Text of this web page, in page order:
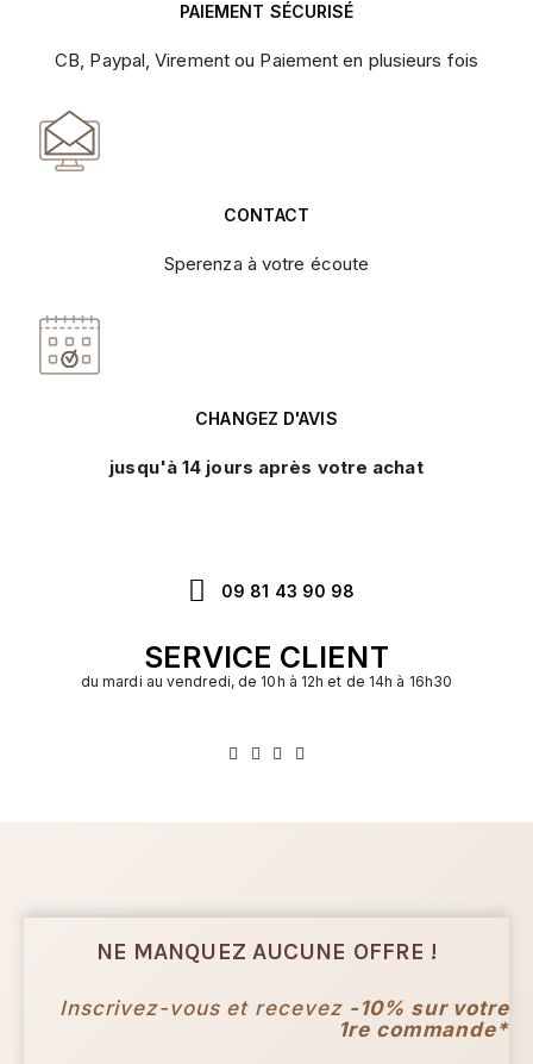
PAIEMENT SÉCURISÉ
CB, Paypal, Virement ou Paiement en plusieurs fois
CONTACT
Sperenza à votre écoute
CHANGEZ D'AVIS
jusqu'à 14 jours après votre achat
09 81 43 90 98
SERVICE CLIENT
du mardi au vendredi, de 10h à 12h et de 14h à 16h30
NE MANQUEZ AUCUNE OFFRE !
Inscrivez-vous et recevez -10% sur votre
1re commande*